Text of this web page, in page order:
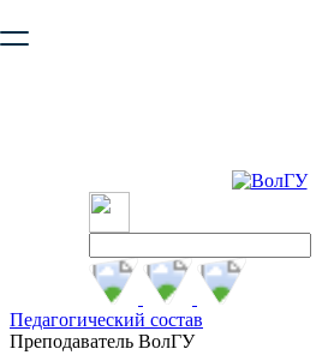
безопасную работу с сайтом.
Педагогический состав
Преподаватель ВолГУ